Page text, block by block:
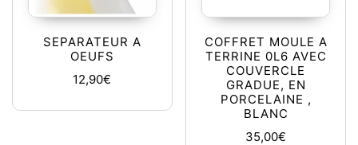
SEPARATEUR A
OEUFS
12,90€
COFFRET MOULE A
TERRINE 0L6 AVEC
COUVERCLE
GRADUE, EN
PORCELAINE ,
BLANC
35,00€